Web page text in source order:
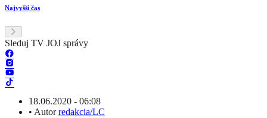
Najvyšší čas
Sleduj TV JOJ správy
18.06.2020 - 06:08
• Autorredakcia/LC